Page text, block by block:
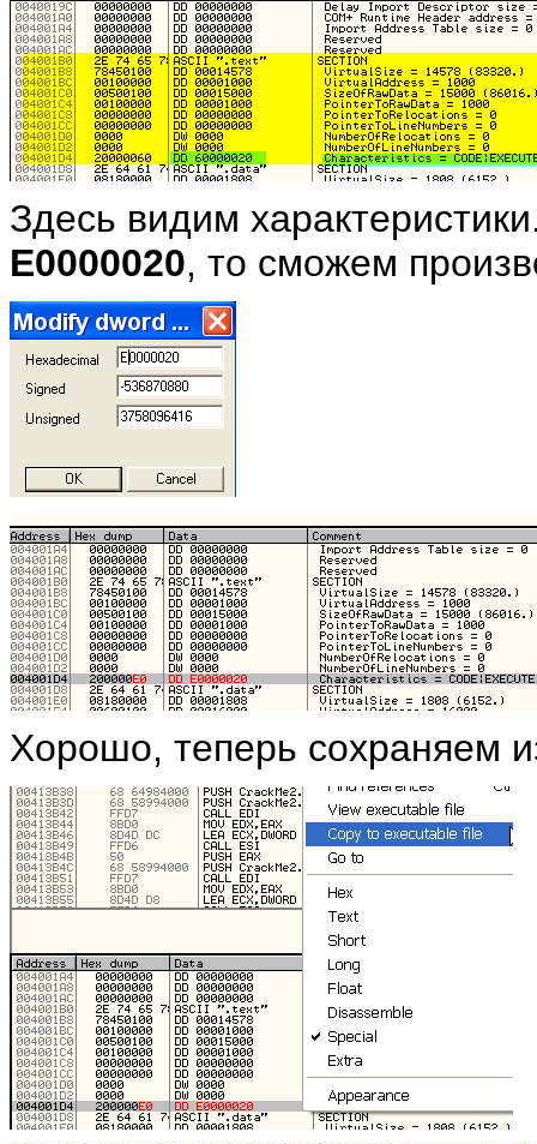
Здесь видим
E0000020, то сможем
Хорошо, теперь сохраняем